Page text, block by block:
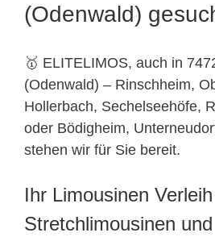
(Odenwald)
🥇 ELITELIMOS, auch in
(Odenwald) – Rinschheim,
Hollerbach, Sechelseehöfe,
oder Bödigheim,
stehen wir für Sie bereit.
Ihr Limousinen
Stretchlimousinen